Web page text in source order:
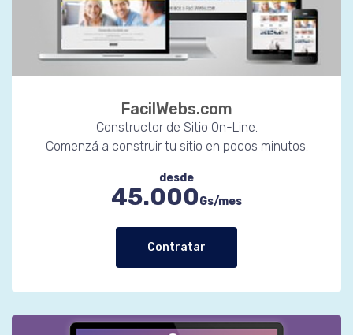
FacilWebs.com
Constructor de Sitio On-Line.
Comenzá a construir tu sitio en pocos minutos.
desde
45.000Gs/mes
Contratar